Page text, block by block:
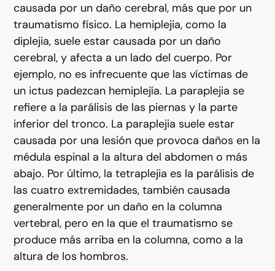
causada por un daño cerebral, más que por un
traumatismo físico. La hemiplejia, como la
diplejia, suele estar causada por un daño
cerebral, y afecta a un lado del cuerpo. Por
ejemplo, no es infrecuente que las víctimas de
un ictus padezcan hemiplejía. La paraplejia se
refiere a la parálisis de las piernas y la parte
inferior del tronco. La paraplejia suele estar
causada por una lesión que provoca daños en la
médula espinal a la altura del abdomen o más
abajo. Por último, la tetraplejia es la parálisis de
las cuatro extremidades, también causada
generalmente por un daño en la columna
vertebral, pero en la que el traumatismo se
produce más arriba en la columna, como a la
altura de los hombros.